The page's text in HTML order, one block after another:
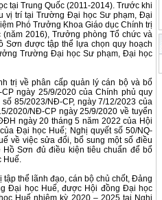
tại Trung Quốc (2011-2014). Trước khi
vị trí tại Trường Đại học Sư phạm, Đại
Phó Trưởng Khoa Giáo dục Chính trị
2016), Trưởng phòng Tổ chức và
Sơn được tập thể lựa chọn quy hoạch
Trường Đại học Sư phạm, Đại học
trị về phân cấp quản lý cán bộ và bổ
ngày 25/9/2020 của Chính phủ quy
85/2023/NĐ-CP, ngày 7/12/2023 của
2020/NĐ-CP ngày 25/9/2020 về tuyển
ngày 20 tháng 5 năm 2022 của Hội
Đại học Huế; Nghị quyết số 50/NQ-
về việc sửa đổi, bổ sung một số điều
Sơn đủ điều kiện tiêu chuẩn để bổ
Huế.
thể lãnh đạo, cán bộ chủ chốt, Đảng
Đại học Huế, được Hội đồng Đại học
Huế nhiệm kỳ 2020 – 2025 tại Nghị